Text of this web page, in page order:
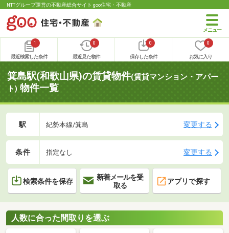
NTTグループ運営の不動産総合サイト goo住宅・不動産
1
最近検索した条件
0
最近見た物件
0
保存した条件
0
お気に入り
箕島駅(和歌山県)の賃貸物件(賃貸マンション・アパー
ト) 物件一覧
駅 紀勢本線/箕島 変更する
条件 指定なし 変更する
検索条件を保存
新着メールを受
取る
アプリで探す
人数に合った間取りを選ぶ